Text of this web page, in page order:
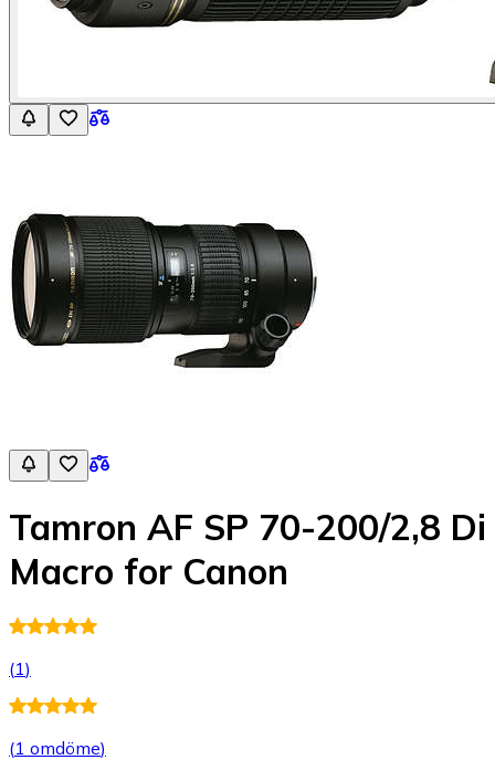
Tamron AF SP 70-200/2,8 Di
Macro for Canon
(1)
(1 omdöme)